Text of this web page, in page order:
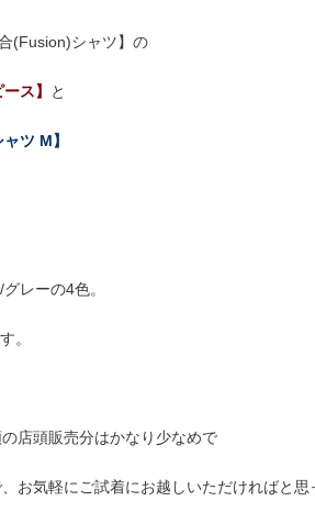
(Fusion)シャツ】の
ス】 と
ツ M】
レーの4色。
。
店頭販売分はかなり少なめで
お気軽にご試着にお越しいただければと思